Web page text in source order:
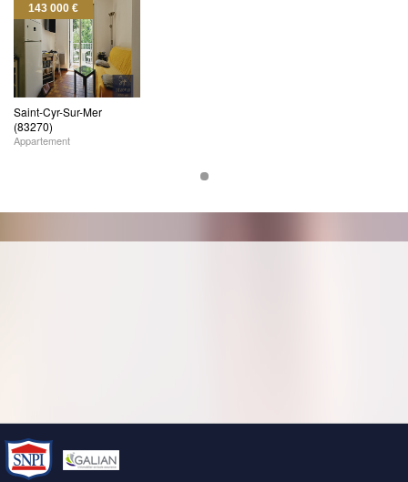
143 000 €
Saint-Cyr-Sur-Mer
(83270)
Appartement